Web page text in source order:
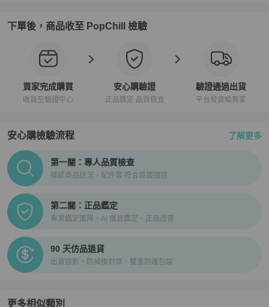
下單後，商品收至 PopChill 檢驗
買家完成購買
收貨至驗證中心
安心購驗證
正品鑑定 品質檢查
驗證通過出貨
平台發貨給買家
安心購檢驗流程 了解更多
PopChill拍拍圈正品驗證、安心購檢驗流程介紹
第一關：專人品質檢查
確認商品狀況、配件等 符合頁面描述
第二關：正品鑑定
專業鑑定團隊、AI 儀器鑑定、正品證書
90 天仿品退貨
出貨錄影、防掉換封條、雙重防護包裝
更多相似類別